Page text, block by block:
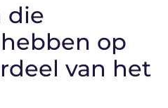
die
op
van het